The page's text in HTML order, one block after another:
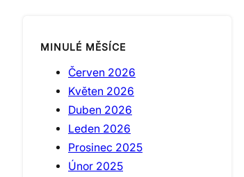
MINULÉ MĚSÍCE
Červen 2026
Květen 2026
Duben 2026
Leden 2026
Prosinec 2025
Únor 2025